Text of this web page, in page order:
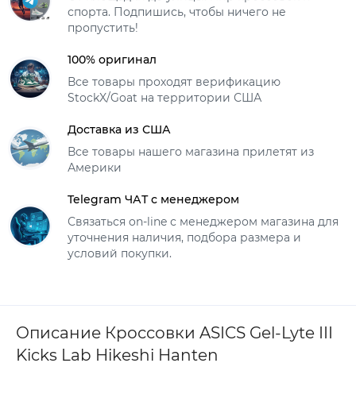
спорта. Подпишись, чтобы ничего не
пропустить!
100% оригинал
Все товары проходят верификацию
StockX/Goat на территории США
Доставка из США
Все товары нашего магазина прилетят из
Америки
Telegram ЧАТ с менеджером
Связаться on-line с менеджером магазина для
уточнения наличия, подбора размера и
условий покупки.
Описание Кроссовки ASICS Gel-Lyte III
Kicks Lab Hikeshi Hanten